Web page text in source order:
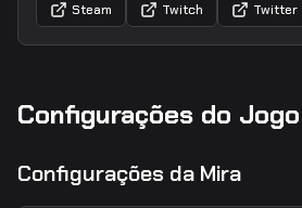
Steam Twitch Twitter
Configurações do Jogo
Configurações da Mira